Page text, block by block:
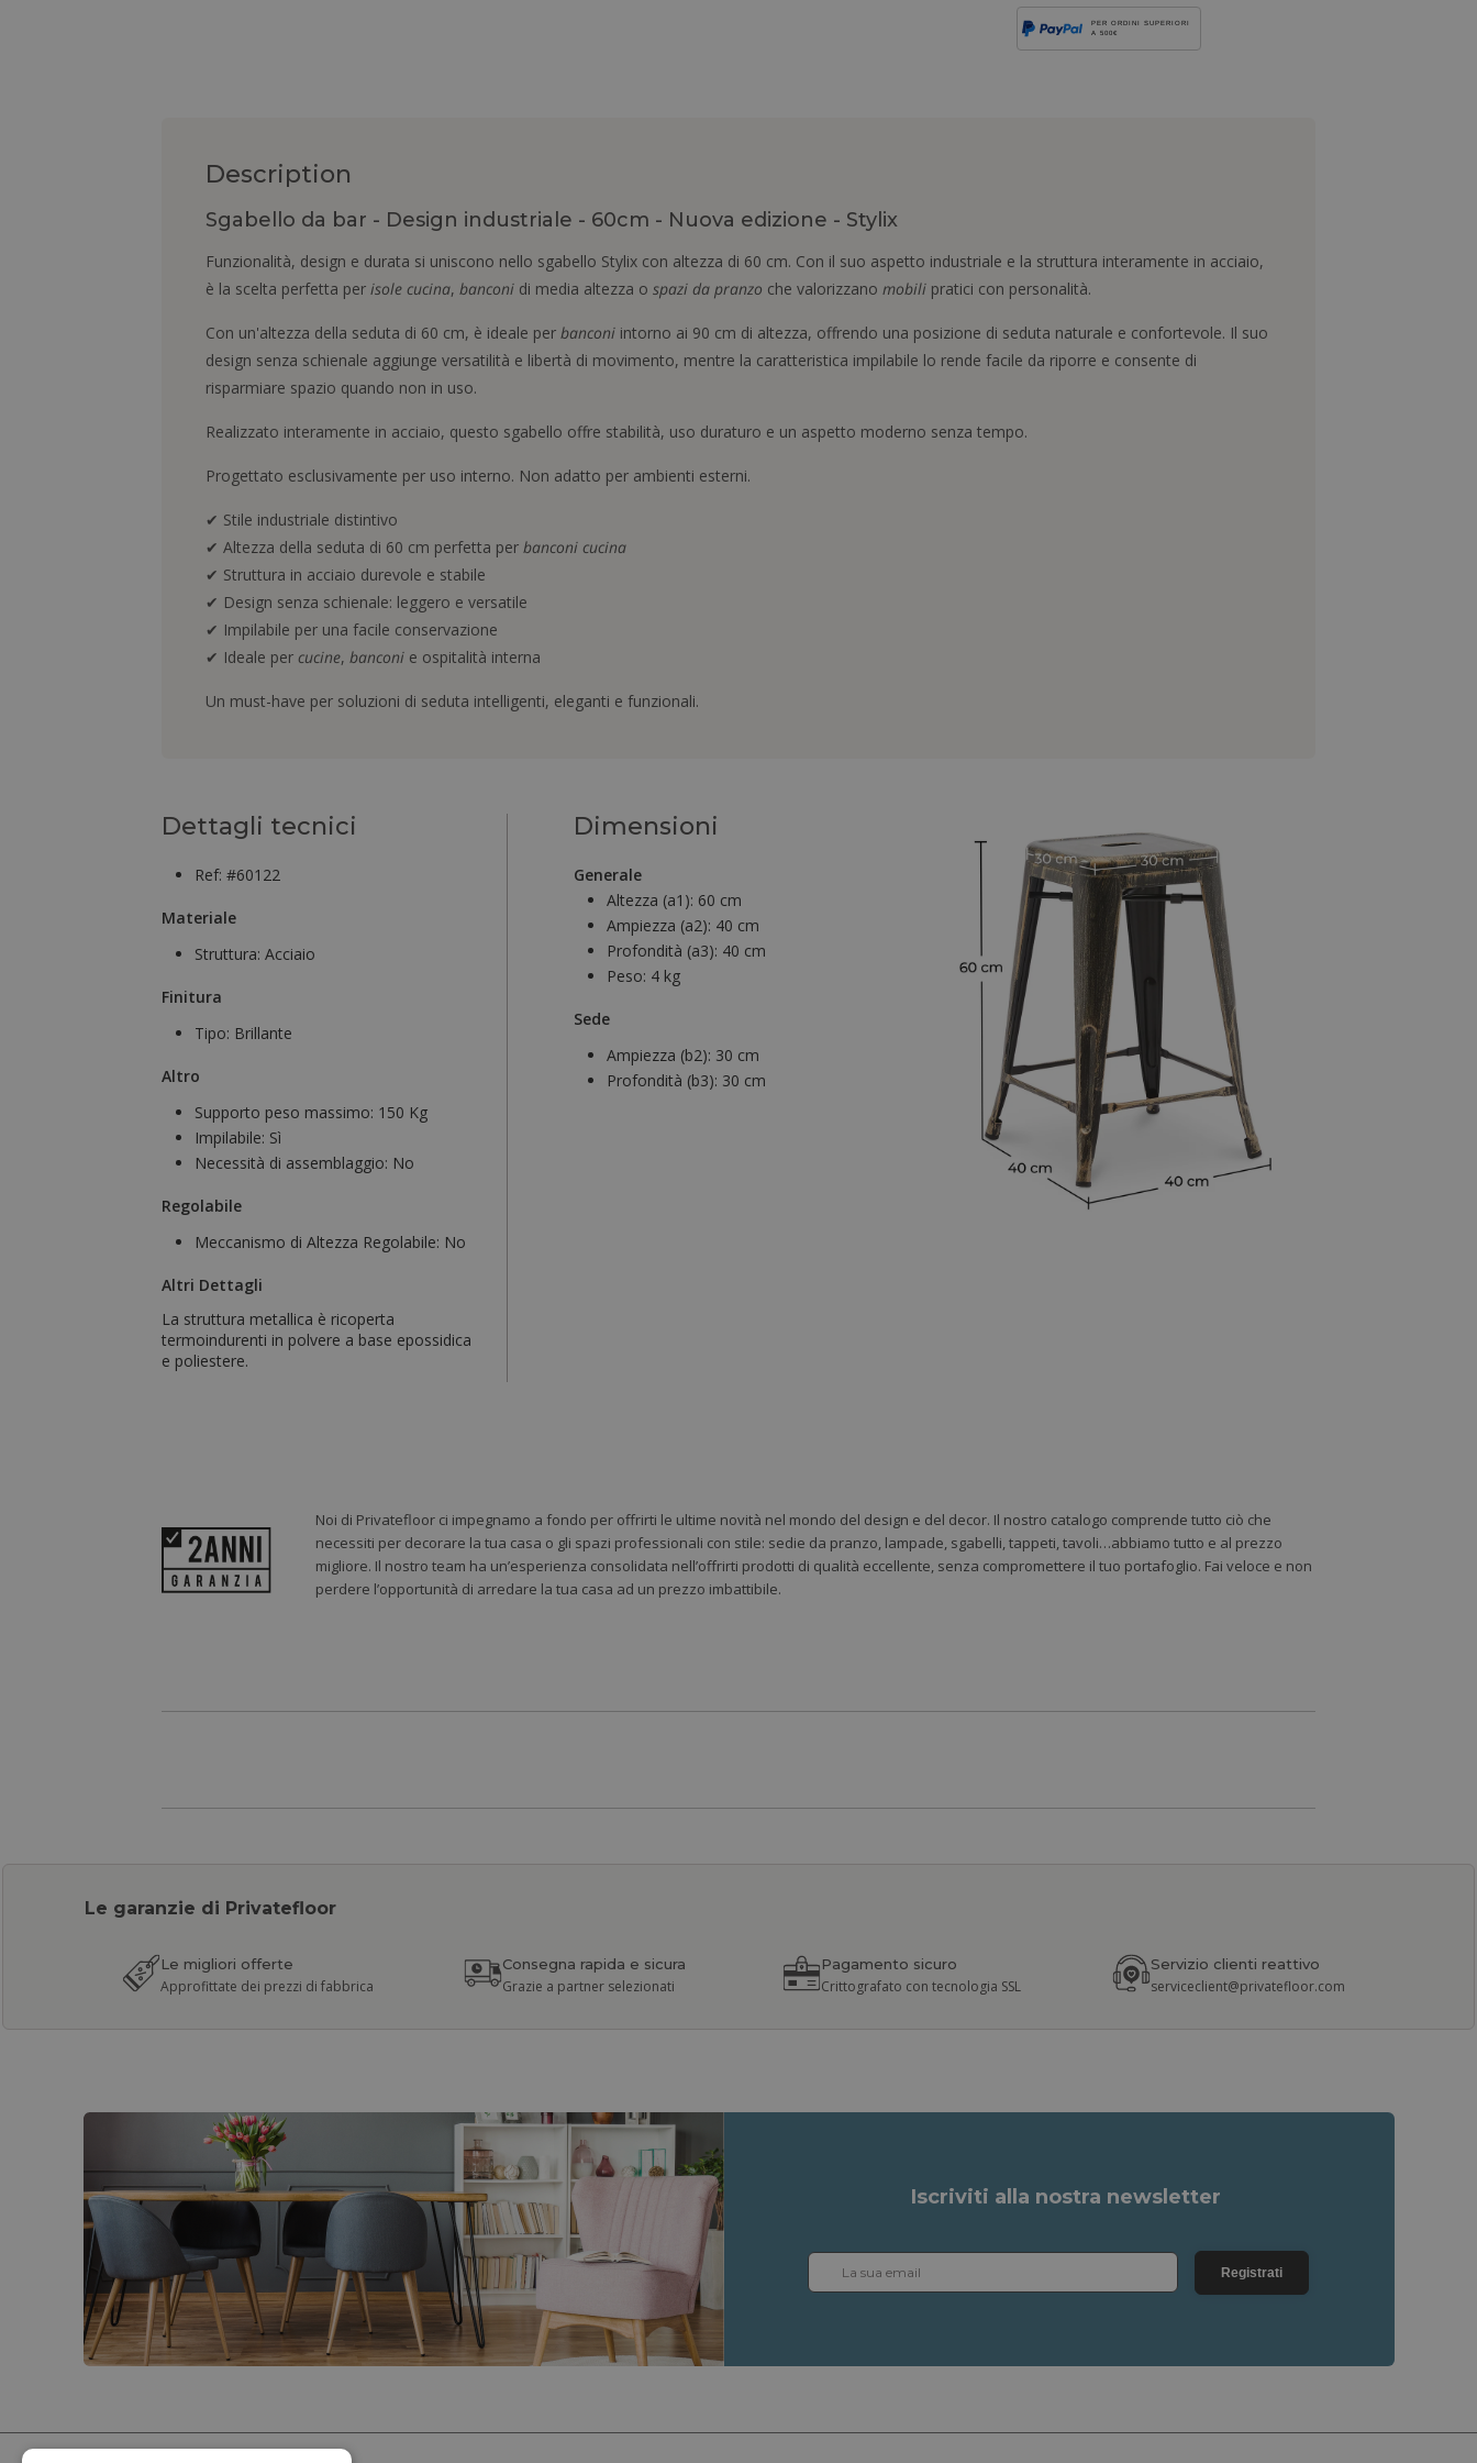
PER ORDINI SUPERIORI
A 500€
Description
Sgabello da bar - Design industriale - 60cm - Nuova edizione - Stylix
Funzionalità, design e durata si uniscono nello sgabello Stylix con altezza di 60 cm. Con il suo aspetto industriale e la struttura interamente in acciaio,
è la scelta perfetta per isole cucina, banconi di media altezza o spazi da pranzo che valorizzano mobili pratici con personalità.
Con un'altezza della seduta di 60 cm, è ideale per banconi intorno ai 90 cm di altezza, offrendo una posizione di seduta naturale e confortevole. Il suo
design senza schienale aggiunge versatilità e libertà di movimento, mentre la caratteristica impilabile lo rende facile da riporre e consente di
risparmiare spazio quando non in uso.
Realizzato interamente in acciaio, questo sgabello offre stabilità, uso duraturo e un aspetto moderno senza tempo.
Progettato esclusivamente per uso interno. Non adatto per ambienti esterni.
✔ Stile industriale distintivo
✔ Altezza della seduta di 60 cm perfetta per banconi cucina
✔ Struttura in acciaio durevole e stabile
✔ Design senza schienale: leggero e versatile
✔ Impilabile per una facile conservazione
✔ Ideale per cucine, banconi e ospitalità interna
Un must-have per soluzioni di seduta intelligenti, eleganti e funzionali.
Dettagli tecnici
Ref: #60122
Materiale
Struttura: Acciaio
Finitura
Tipo: Brillante
Altro
Supporto peso massimo: 150 Kg
Impilabile: Sì
Necessità di assemblaggio: No
Regolabile
Meccanismo di Altezza Regolabile: No
Altri Dettagli
La struttura metallica è ricoperta
termoindurenti in polvere a base epossidica
e poliestere.
Dimensioni
Generale
Altezza (a1): 60 cm
Ampiezza (a2): 40 cm
Profondità (a3): 40 cm
Peso: 4 kg
Sede
Ampiezza (b2): 30 cm
Profondità (b3): 30 cm
Noi di Privatefloor ci impegnamo a fondo per offrirti le ultime novità nel mondo del design e del decor. Il nostro catalogo comprende tutto ciò che
necessiti per decorare la tua casa o gli spazi professionali con stile: sedie da pranzo, lampade, sgabelli, tappeti, tavoli…abbiamo tutto e al prezzo
migliore. Il nostro team ha un’esperienza consolidata nell’offrirti prodotti di qualità eccellente, senza compromettere il tuo portafoglio. Fai veloce e non
perdere l’opportunità di arredare la tua casa ad un prezzo imbattibile.
Le garanzie di Privatefloor
Le migliori offerte
Approfittate dei prezzi di fabbrica
Consegna rapida e sicura
Grazie a partner selezionati
Pagamento sicuro
Crittografato con tecnologia SSL
Servizio clienti reattivo
serviceclient@privatefloor.com
Iscriviti alla nostra newsletter
Registrati